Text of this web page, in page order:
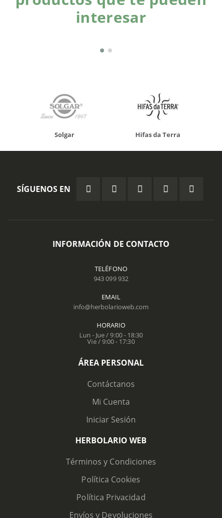
interesar
Solgar Hifas da Terra
SÍGUENOS EN
INFORMACIÓN DE CONTACTO
TELÉFONO
943 099 932
EMAIL
info@herbolarioweb.com
HORARIO
Lun - Jue / 9:00 - 18:30
Vie / 9:00 - 17:30
ÁREA PERSONAL
Contáctanos
Mi Cuenta
Iniciar Sesión
HERBOLARIO WEB
Términos y Condiciones
Política Cookies
Política Privacidad
Envíos y Devoluciones